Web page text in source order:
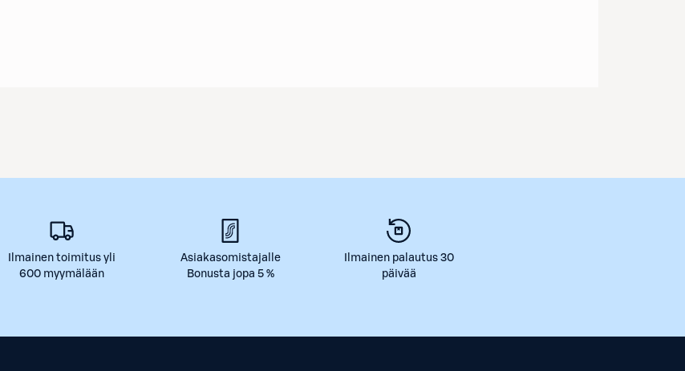
Ilmainen toimitus yli
600 myymälään
Asiakasomistajalle
Bonusta jopa 5 %
Ilmainen palautus 30
päivää